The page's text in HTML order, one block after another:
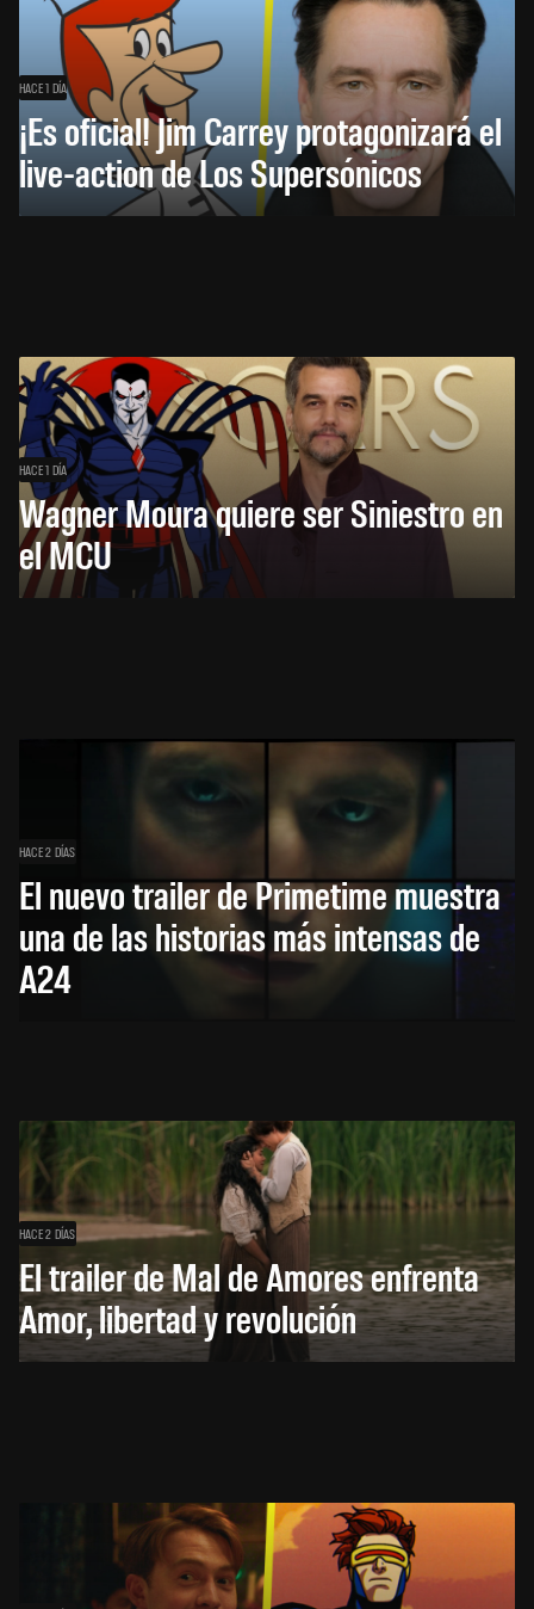
HACE 1 DÍA
¡Es oficial! Jim Carrey protagonizará el
live-action de Los Supersónicos
HACE 1 DÍA
Wagner Moura quiere ser Siniestro en
el MCU
HACE 2 DÍAS
El nuevo trailer de Primetime muestra
una de las historias más intensas de
A24
HACE 2 DÍAS
El trailer de Mal de Amores enfrenta
Amor, libertad y revolución